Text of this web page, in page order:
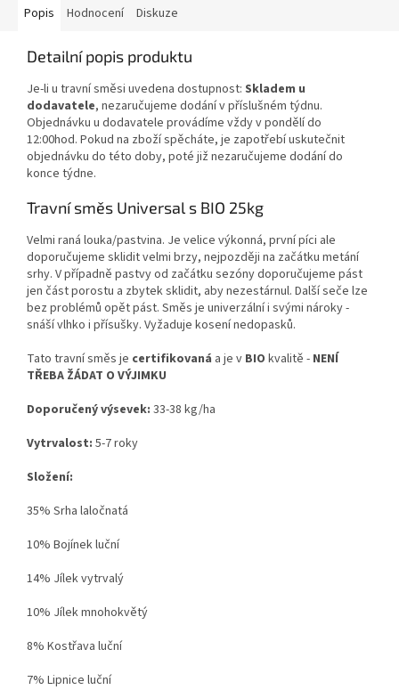
Popis Hodnocení Diskuze
Detailní popis produktu
Je-li u travní směsi uvedena dostupnost: Skladem u
dodavatele, nezaručujeme dodání v příslušném týdnu.
Objednávku u dodavatele provádíme vždy v pondělí do
12:00hod. Pokud na zboží spěcháte, je zapotřebí uskutečnit
objednávku do této doby, poté již nezaručujeme dodání do
konce týdne.
Travní směs Universal s BIO 25kg
Velmi raná louka/pastvina. Je velice výkonná, první píci ale
doporučujeme sklidit velmi brzy, nejpozději na začátku metání
srhy. V případně pastvy od začátku sezóny doporučujeme pást
jen část porostu a zbytek sklidit, aby nezestárnul. Další seče lze
bez problémů opět pást. Směs je univerzální i svými nároky -
snáší vlhko i přísušky. Vyžaduje kosení nedopasků.
Tato travní směs je certifikovaná a je v BIO kvalitě - NENÍ
TŘEBA ŽÁDAT O VÝJIMKU
Doporučený výsevek: 33-38 kg/ha
Vytrvalost: 5-7 roky
Složení:
35% Srha laločnatá
10% Bojínek luční
14% Jílek vytrvalý
10% Jílek mnohokvětý
8% Kostřava luční
7% Lipnice luční